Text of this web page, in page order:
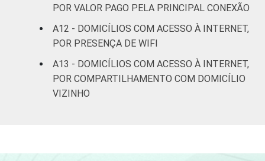
POR VALOR PAGO PELA PRINCIPAL CONEXÃO
A12 - DOMICÍLIOS COM ACESSO À INTERNET,
POR PRESENÇA DE WIFI
A13 - DOMICÍLIOS COM ACESSO À INTERNET,
POR COMPARTILHAMENTO COM DOMICÍLIO
VIZINHO